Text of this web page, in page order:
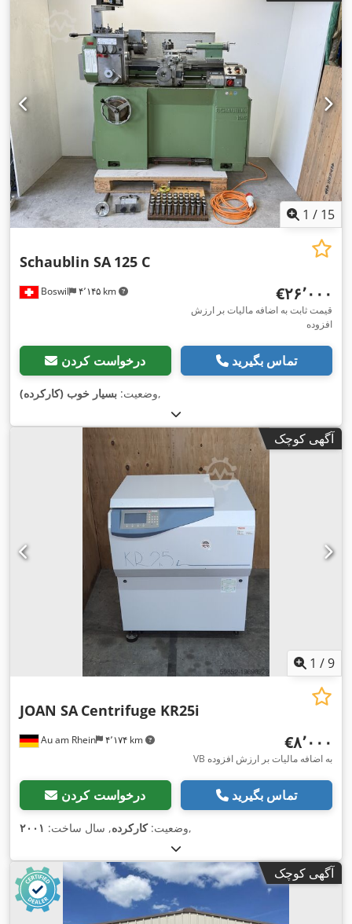
1 / 15
Boswil ۴٬۱۴۵ km
Schaublin SA 125 C
‎€۲۶٬۰۰۰
قیمت ثابت به اضافه مالیات بر ارزش
افزوده
درخواست کردن تماس بگیرید
وضعیت: بسیار خوب (کارکرده) ,
آگهی کوچک
1 /9
Au am Rhein ۴٬۱۷۴ km
JOAN SA Centrifuge KR25i
‎€۸٬۰۰۰
VB به اضافه مالیات بر ارزش افزوده
درخواست کردن تماس بگیرید
وضعیت:کارکرده, سال ساخت: ۲۰۰۱ ,
آگهی کوچک